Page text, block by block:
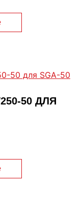
50 ДЛЯ